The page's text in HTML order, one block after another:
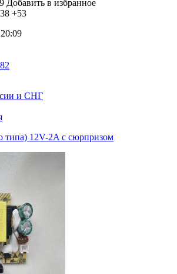
Добавить в избранное
+53
82
и СНГ
типа) 12V-2A с сюрпризом